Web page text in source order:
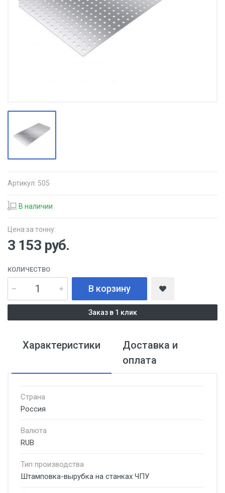
Артикул: 505
В наличии
Цена за тонну:
3 153 руб.
КОЛИЧЕСТВО
В корзину
Заказ в 1 клик
Характеристики
Доставка и
оплата
Страна
Россия
Валюта
RUB
Тип производства
Штамповка-вырубка на станках ЧПУ